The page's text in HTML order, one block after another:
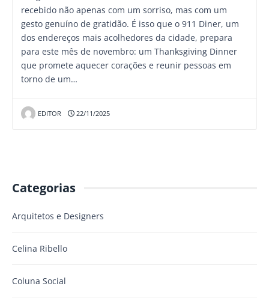
recebido não apenas com um sorriso, mas com um
gesto genuíno de gratidão. É isso que o 911 Diner, um
dos endereços mais acolhedores da cidade, prepara
para este mês de novembro: um Thanksgiving Dinner
que promete aquecer corações e reunir pessoas em
torno de um…
EDITOR 22/11/2025
Categorias
Arquitetos e Designers
Celina Ribello
Coluna Social